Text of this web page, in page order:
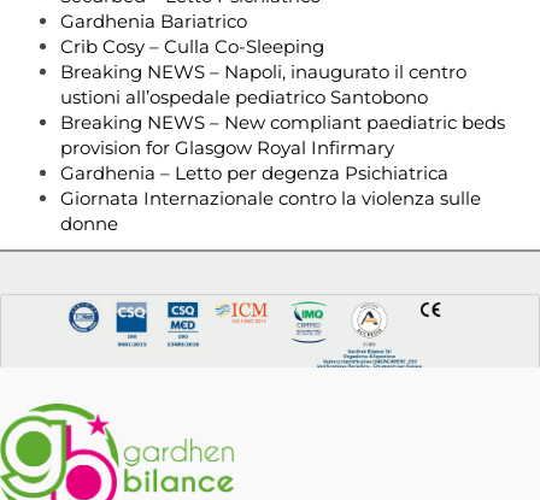
Gardhenia Bariatrico
Crib Cosy – Culla Co-Sleeping
Breaking NEWS – Napoli, inaugurato il centro
ustioni all’ospedale pediatrico Santobono
Breaking NEWS – New compliant paediatric beds
provision for Glasgow Royal Infirmary
Gardhenia – Letto per degenza Psichiatrica
Giornata Internazionale contro la violenza sulle
donne